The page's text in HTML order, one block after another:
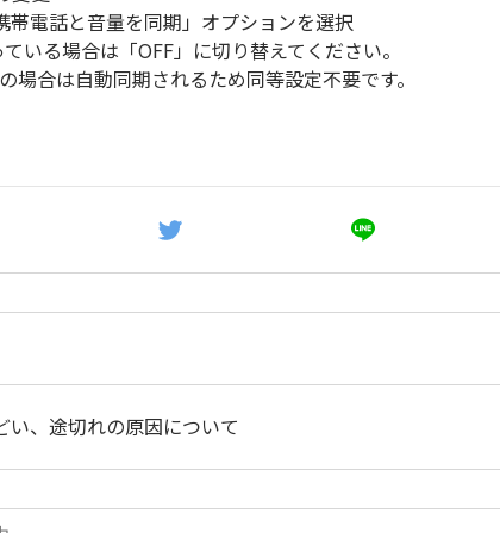
帯電話と音量を同期」オプションを選択
いる場合は「OFF」に切り替えてください。
場合は自動同期されるため同等設定不要です。
い、途切れの原因について